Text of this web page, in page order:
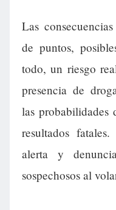
Las
de puntos,
todo, un riesgo
presencia de
las probabilidades
resultados
alerta y
sospechosos al